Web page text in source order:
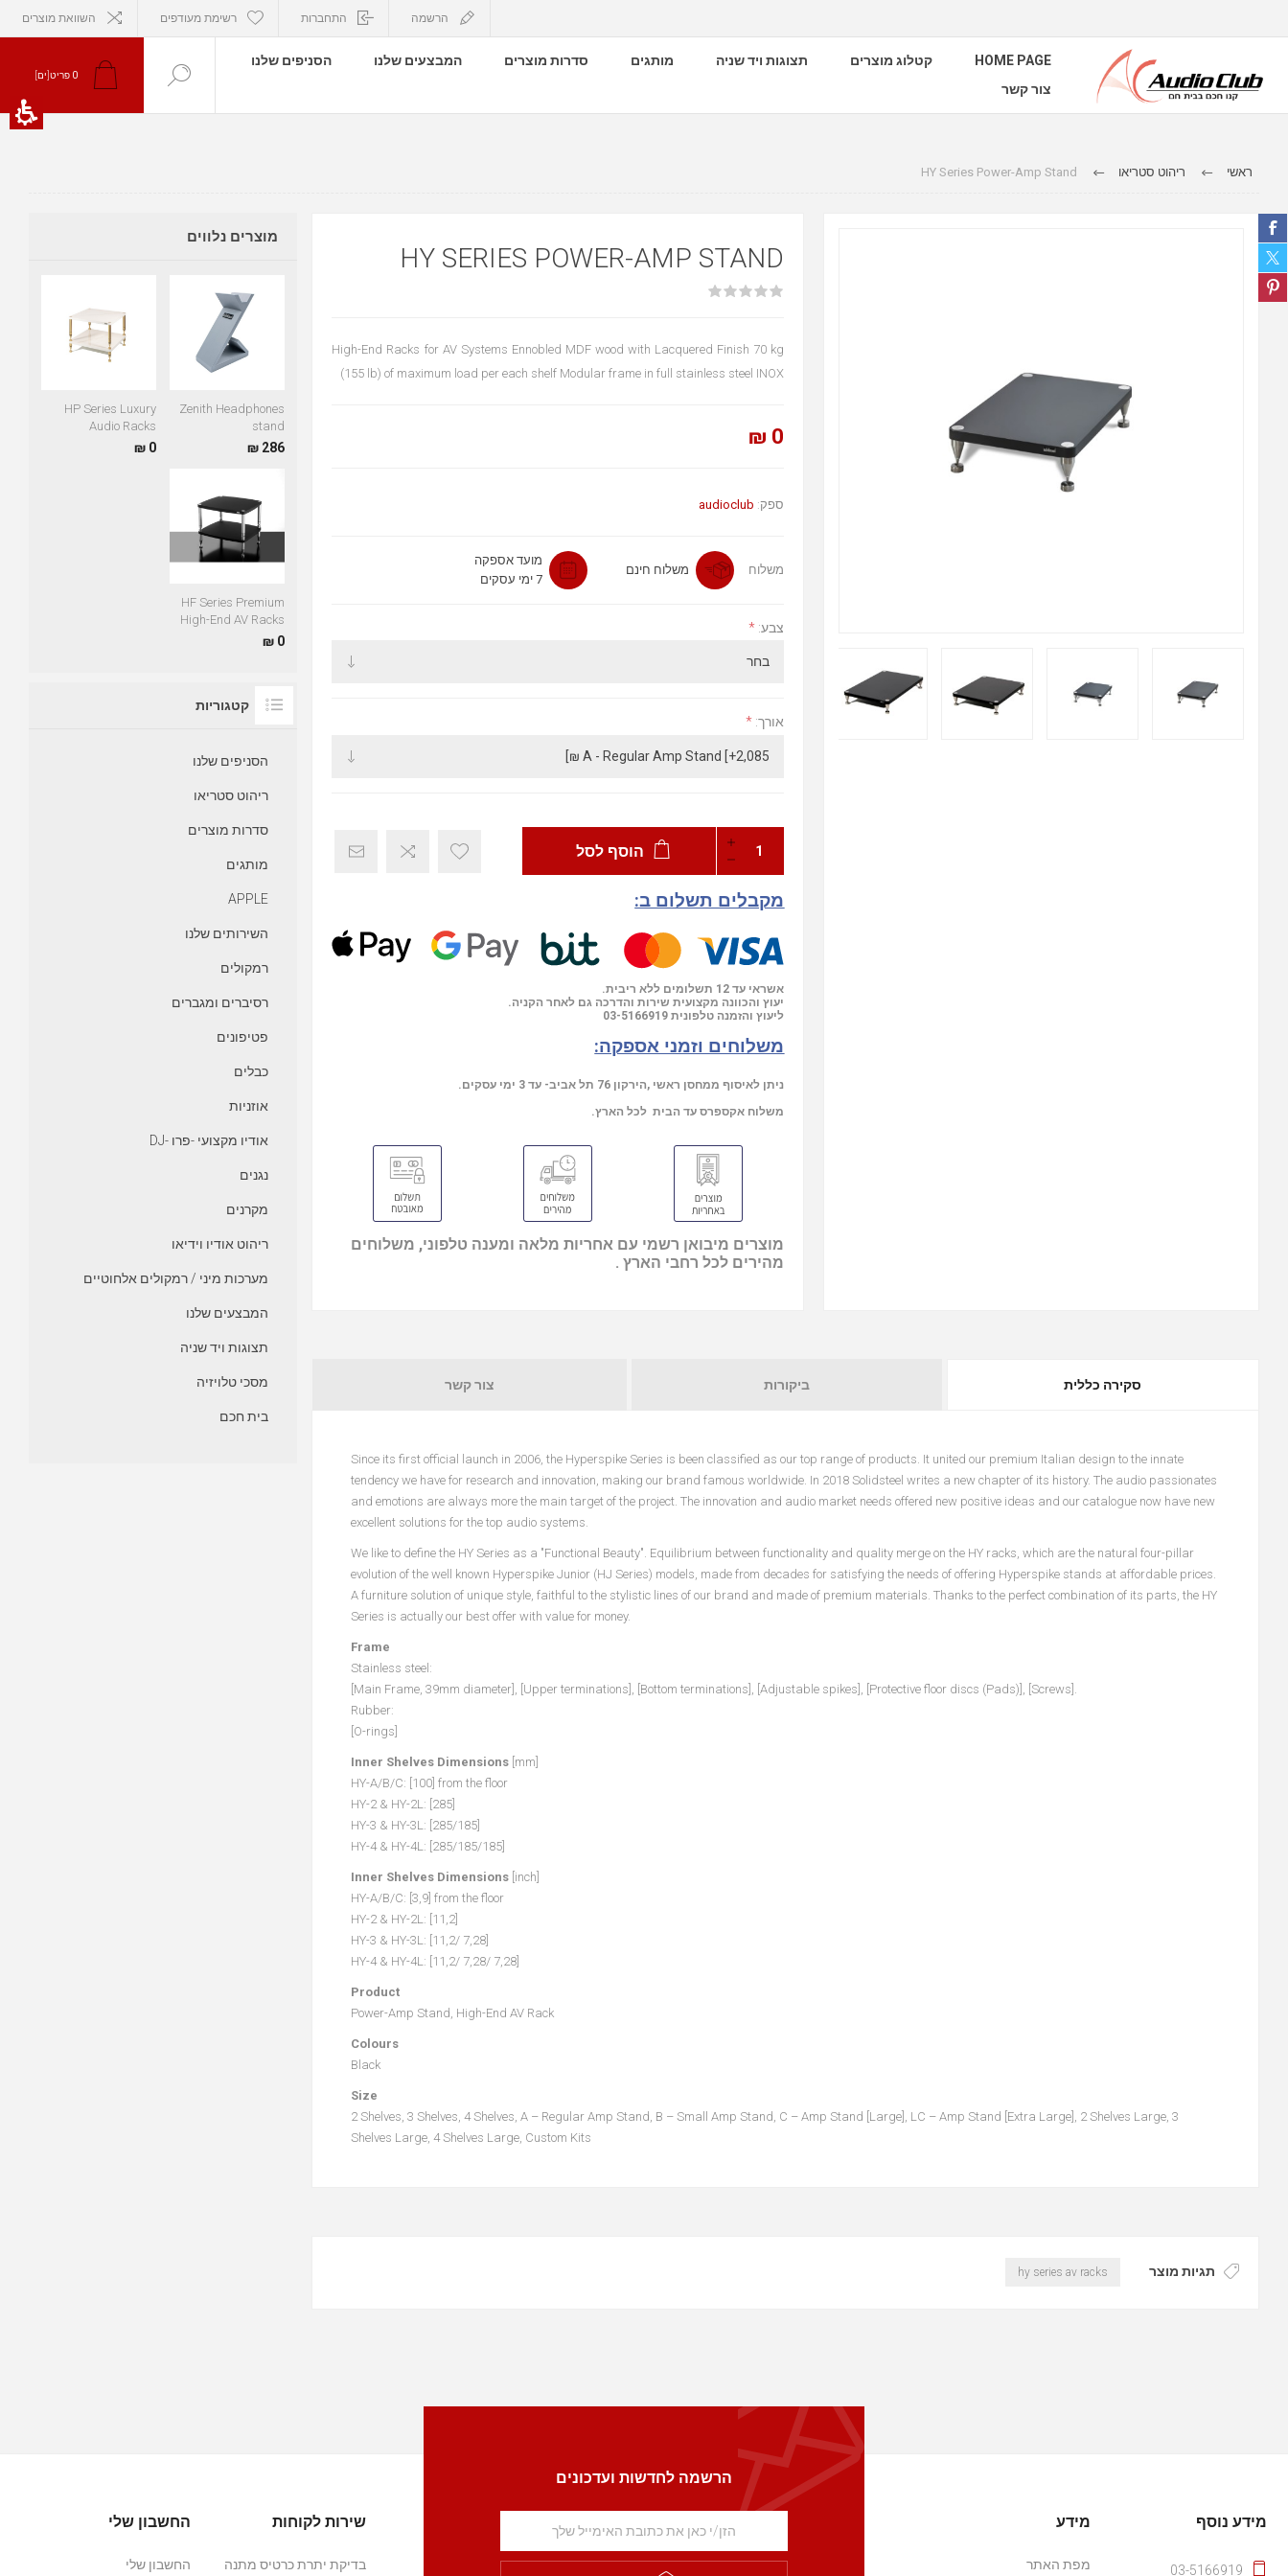
הרשמה התחברות רשימת מעודפים השוואת מוצרים
HOME PAGE קטלוג מוצרים תצוגות ויד שניה מותגים סדרות מוצרים המבצעים שלנו
הסניפים שלנו
צור קשר
0 פריט[ים]
ראשי ריהוט סטריאו HY Series Power-Amp Stand
HY SERIES POWER-AMP STAND
High-End Racks for AV Systems Ennobled MDF wood with Lacquered Finish 70 kg
(155 lb) of maximum load per each shelf Modular frame in full stainless steel INOX
0 ₪
ספק: audioclub
משלוח משלוח חינם
מועד אספקה
7 ימי עסקים
צבע: *
אורך: *
הוסף לסל
מקבלים תשלום ב:
אשראי עד 12 תשלומים ללא ריבית.
יעוץ והכוונה מקצועית שירות והדרכה גם לאחר הקניה.
ליעוץ והזמנה טלפונית 03-5166919
משלוחים וזמני אספקה:
ניתן לאיסוף ממחסן ראשי ,הירקון 76 תל אביב- עד 3 ימי עסקים.
משלוח אקספרס עד הבית לכל הארץ.
מוצרים מיבואן רשמי עם אחריות מלאה ומענה טלפוני, משלוחים
מהירים לכל רחבי הארץ .
סקירה כללית ביקורות צור קשר
Since its first official launch in 2006, the Hyperspike Series is been classified as our top range of products. It united our premium Italian design to the innate
tendency we have for research and innovation, making our brand famous worldwide. In 2018 Solidsteel writes a new chapter of its history. The audio passionates
and emotions are always more the main target of the project. The innovation and audio market needs offered new positive ideas and our catalogue now have new
excellent solutions for the top audio systems.
We like to define the HY Series as a "Functional Beauty". Equilibrium between functionality and quality merge on the HY racks, which are the natural four-pillar
evolution of the well known Hyperspike Junior (HJ Series) models, made from decades for satisfying the needs of offering Hyperspike stands at affordable prices.
A furniture solution of unique style, faithful to the stylistic lines of our brand and made of premium materials. Thanks to the perfect combination of its parts, the HY
Series is actually our best offer with value for money.
Frame
Stainless steel:
[Main Frame, 39mm diameter], [Upper terminations], [Bottom terminations], [Adjustable spikes], [Protective floor discs (Pads)], [Screws].
Rubber:
[O-rings]
Inner Shelves Dimensions [mm]
HY-A/B/C: [100] from the floor
HY-2 & HY-2L: [285]
HY-3 & HY-3L: [285/185]
HY-4 & HY-4L: [285/185/185]
Inner Shelves Dimensions [inch]
HY-A/B/C: [3,9] from the floor
HY-2 & HY-2L: [11,2]
HY-3 & HY-3L: [11,2/ 7,28]
HY-4 & HY-4L: [11,2/ 7,28/ 7,28]
Product
Power-Amp Stand, High-End AV Rack
Colours
Black
Size
2 Shelves, 3 Shelves, 4 Shelves, A – Regular Amp Stand, B – Small Amp Stand, C – Amp Stand [Large], LC – Amp Stand [Extra Large], 2 Shelves Large, 3
Shelves Large, 4 Shelves Large, Custom Kits
תגיות מוצר hy series av racks
מוצרים נלווים
Zenith Headphones
stand
286 ₪
HP Series Luxury
Audio Racks
0 ₪
HF Series Premium
High-End AV Racks
0 ₪
קטגוריות
הסניפים שלנו
ריהוט סטריאו
סדרות מוצרים
מותגים
APPLE
השירותים שלנו
רמקולים
רסיברים ומגברים
פטיפונים
כבלים
אוזניות
אודיו מקצועי -פרו -DJ
נגנים
מקרנים
ריהוט אודיו וידיאו
מערכות מיני / רמקולים אלחוטיים
המבצעים שלנו
תצוגות ויד שניה
מסכי טלויזיה
בית חכם
הרשמה לחדשות ועדכונים
מידע נוסף
03-5166919
מידע
מפת האתר
שירות לקוחות
בדיקת יתרת כרטיס מתנה
החשבון שלי
החשבון שלי